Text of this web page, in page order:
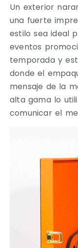
Un exterior
una fuerte
estilo sea ideal
eventos
temporada y
donde el
mensaje de la
alta gama lo
comunicar el